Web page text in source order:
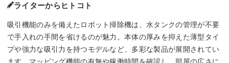
ライターからヒトコト
吸引機能のみを備えたロボット掃除機は、水タンクの管理が不要
で手入れの手間を省けるのが魅力。本体の厚みを抑えた薄型タイ
プや強力な吸引力を持つモデルなど、多彩な製品が展開されてい
ます。マッピング機能の有無や稼働時間を確認し、部屋の広さに